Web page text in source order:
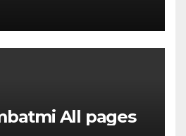
All pages